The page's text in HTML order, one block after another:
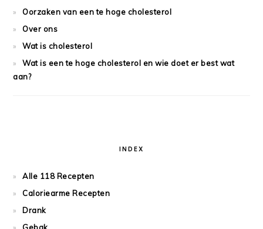
Oorzaken van een te hoge cholesterol
Over ons
Wat is cholesterol
Wat is een te hoge cholesterol en wie doet er best wat
aan?
INDEX
Alle 118 Recepten
Caloriearme Recepten
Drank